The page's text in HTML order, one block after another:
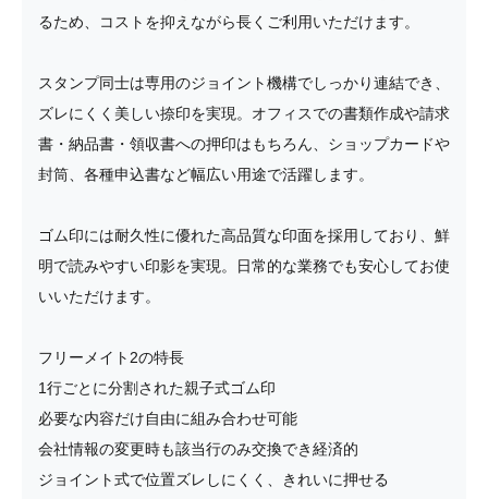
るため、コストを抑えながら長くご利用いただけます。
スタンプ同士は専用のジョイント機構でしっかり連結でき、
ズレにくく美しい捺印を実現。オフィスでの書類作成や請求
書・納品書・領収書への押印はもちろん、ショップカードや
封筒、各種申込書など幅広い用途で活躍します。
ゴム印には耐久性に優れた高品質な印面を採用しており、鮮
明で読みやすい印影を実現。日常的な業務でも安心してお使
いいただけます。
フリーメイト2の特長
1行ごとに分割された親子式ゴム印
必要な内容だけ自由に組み合わせ可能
会社情報の変更時も該当行のみ交換でき経済的
ジョイント式で位置ズレしにくく、きれいに押せる